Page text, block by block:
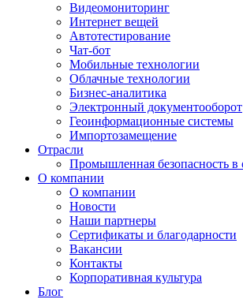
Видеомониторинг
Интернет вещей
Автотестирование
Чат-бот
Мобильные технологии
Облачные технологии
Бизнес-аналитика
Электронный документооборот
Геоинформационные системы
Импортозамещение
Отрасли
Промышленная безопасность в
О компании
О компании
Новости
Наши партнеры
Сертификаты и благодарности
Вакансии
Контакты
Корпоративная культура
Блог